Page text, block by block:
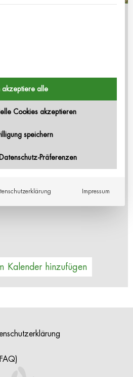
Brustkrebsmonats
zu einem
um das Thema
In diesem Jahr liegt der
Die Expertinnen und
Auskunft, wie Sie
Alltag integrieren können,
auf Ihre
gibt.
Kalender hinzufügen
Service-Gruppen, für die
akzeptiere alle
Cookies akzeptieren
speichern
Präferenzen
Impressum